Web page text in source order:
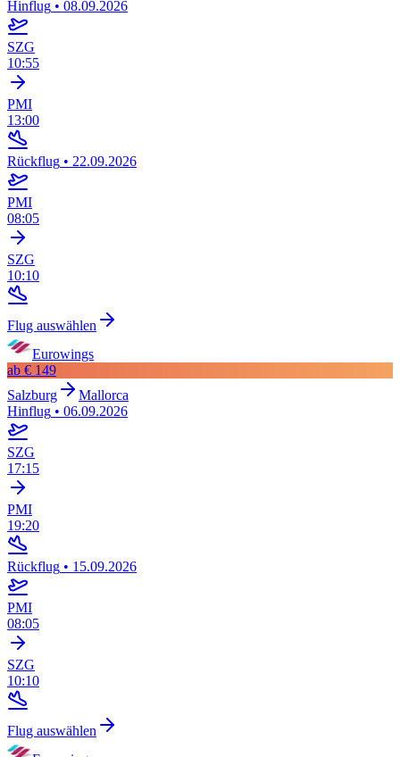
Hinflug • 08.09.2026
SZG
10:55
PMI
13:00
Rückflug • 22.09.2026
PMI
08:05
SZG
10:10
Flug auswählen
Eurowings
ab € 149
Salzburg
Mallorca
Hinflug • 06.09.2026
SZG
17:15
PMI
19:20
Rückflug • 15.09.2026
PMI
08:05
SZG
10:10
Flug auswählen